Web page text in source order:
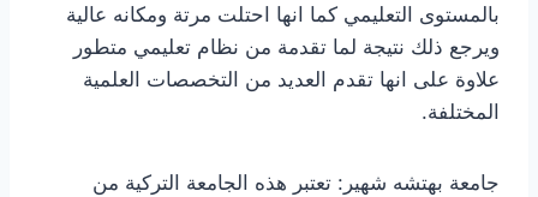
بالمستوى التعليمي كما انها احتلت مرتة ومكانه عالية
ويرجع ذلك نتيجة لما تقدمة من نظام تعليمي متطور
علاوة على انها تقدم العديد من التخصصات العلمية
المختلفة.
جامعة بهتشه شهير: تعتبر هذه الجامعة التركية من